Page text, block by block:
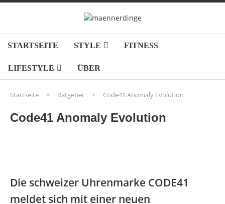
STARTSEITE STYLE FITNESS
LIFESTYLE ÜBER
Startseite > Ratgeber > Code41 Anomaly Evolution
Code41 Anomaly Evolution
Die schweizer Uhrenmarke CODE41
meldet sich mit einer neuen